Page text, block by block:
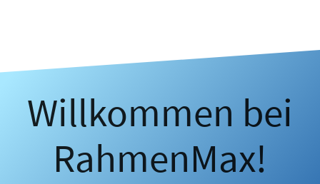
Willkommen bei
RahmenMax!